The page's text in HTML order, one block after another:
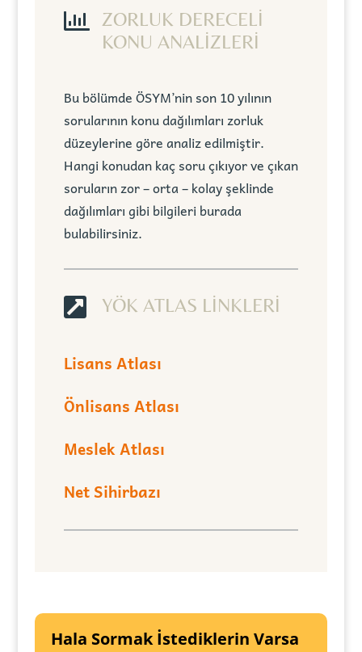

ZORLUK DERECELİ
KONU ANALİZLERİ
Bu bölümde ÖSYM’nin son 10 yılının
sorularının konu dağılımları zorluk
düzeylerine göre analiz edilmiştir.
Hangi konudan kaç soru çıkıyor ve çıkan
soruların zor – orta – kolay şeklinde
dağılımları gibi bilgileri burada
bulabilirsiniz.
 YÖK ATLAS LİNKLERİ
Lisans Atlası
Önlisans Atlası
Meslek Atlası
Net Sihirbazı
Hala Sormak İstediklerin Varsa